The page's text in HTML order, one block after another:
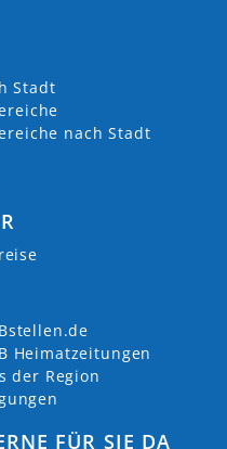
Stadt
nach Stadt
Heimatzeitungen
der Region
FÜR SIE DA